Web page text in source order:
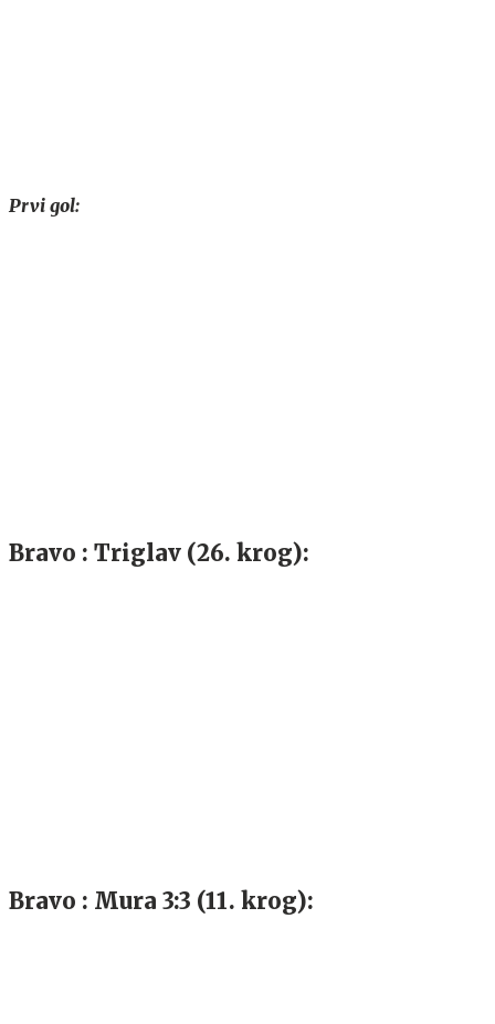
Prvi gol:
Bravo : Triglav (26. krog):
Bravo : Mura 3:3 (11. krog):